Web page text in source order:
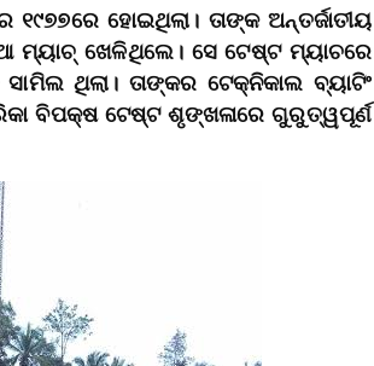
ହୋଇଥିଲା। ତାଙ୍କ ଅନ୍ତର୍ଜାତୀୟ
ମ୍ୟାଚ୍‌ ଖେଳିଥିଲେ। ସେ ଟେଷ୍ଟ ମ୍ୟାଚରେ
ଥିଲା। ତାଙ୍କର ଟେକ୍ନିକାଲ ବ୍ୟାଟିଂ
ବିପକ୍ଷ ଟେଷ୍ଟ ଶୃଙ୍ଖଳାରେ ଗୁରୁତ୍ୱପୂର୍ଣ